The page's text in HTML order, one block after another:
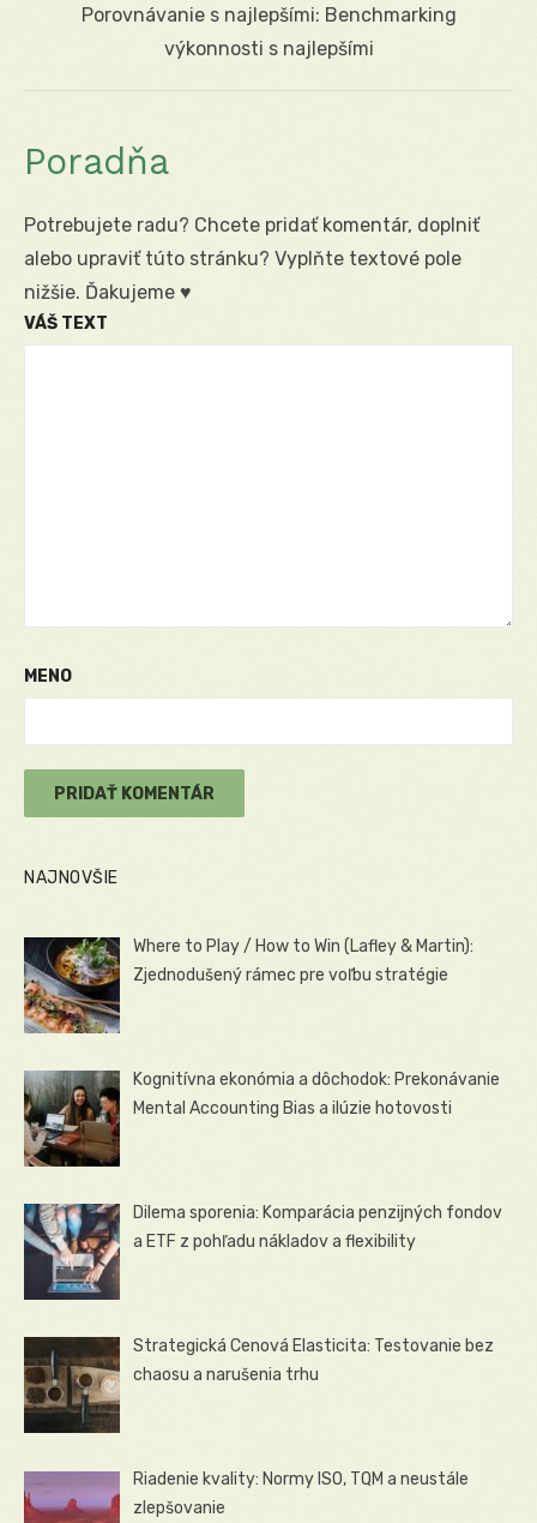
Porovnávanie s najlepšími: Benchmarking
výkonnosti s najlepšími
Poradňa
Potrebujete radu? Chcete pridať komentár, doplniť
alebo upraviť túto stránku? Vyplňte textové pole
nižšie. Ďakujeme ♥
VÁŠ TEXT
MENO
NAJNOVŠIE
Where to Play / How to Win (Lafley & Martin):
Zjednodušený rámec pre voľbu stratégie
Kognitívna ekonómia a dôchodok: Prekonávanie
Mental Accounting Bias a ilúzie hotovosti
Dilema sporenia: Komparácia penzijných fondov
a ETF z pohľadu nákladov a flexibility
Strategická Cenová Elasticita: Testovanie bez
chaosu a narušenia trhu
Riadenie kvality: Normy ISO, TQM a neustále
zlepšovanie